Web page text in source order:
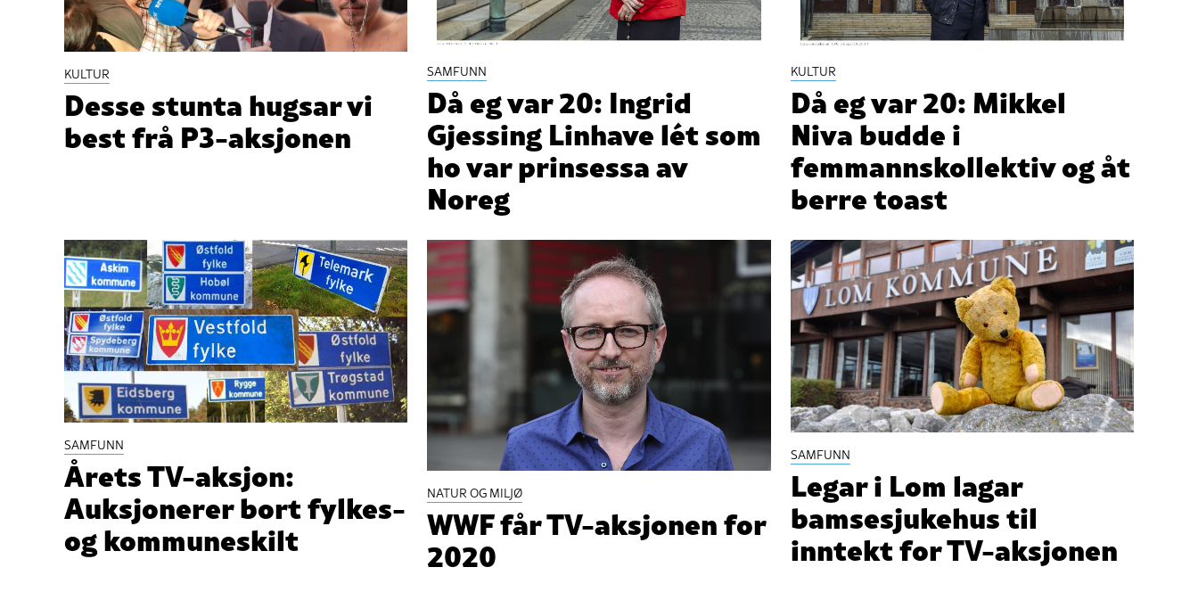
KULTUR
Desse stunta hugsar vi
best frå P3-aksjonen
SAMFUNN
Då eg var 20: Ingrid
Gjessing Linhave lét som
ho var prinsessa av
Noreg
KULTUR
Då eg var 20: Mikkel
Niva budde i
femmannskollektiv og åt
berre toast
SAMFUNN
Årets TV-aksjon:
Auksjonerer bort fylkes-
og kommuneskilt
NATUR OG MILJØ
WWF får TV-aksjonen for
2020
SAMFUNN
Legar i Lom lagar
bamsesjukehus til
inntekt for TV-aksjonen